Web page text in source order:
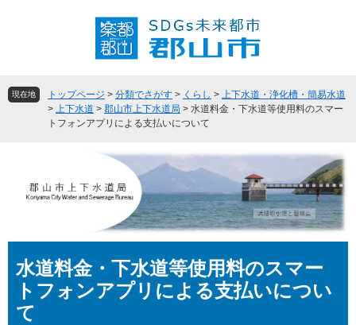
頭
飛現在地 トップページ > 分類でさがす > くらし > 上下水道・浄化槽・簡易水道
> 上下水道 > 郡山市上下水道局 > 水道料金・下水道等使用料のスマー
トフォンアプリによる支払いについて
文水道料金・下水道等使用料のスマー
トフォンアプリによる支払いについ
て